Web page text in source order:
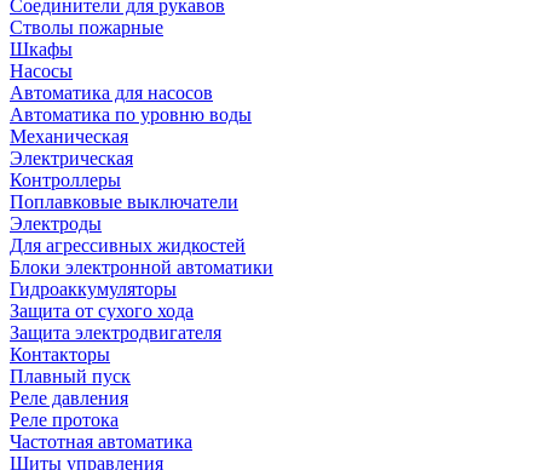
Соединители для рукавов
Стволы пожарные
Шкафы
Насосы
Автоматика для насосов
Автоматика по уровню воды
Механическая
Электрическая
Контроллеры
Поплавковые выключатели
Электроды
Для агрессивных жидкостей
Блоки электронной автоматики
Гидроаккумуляторы
Защита от сухого хода
Защита электродвигателя
Контакторы
Плавный пуск
Реле давления
Реле протока
Частотная автоматика
Щиты управления